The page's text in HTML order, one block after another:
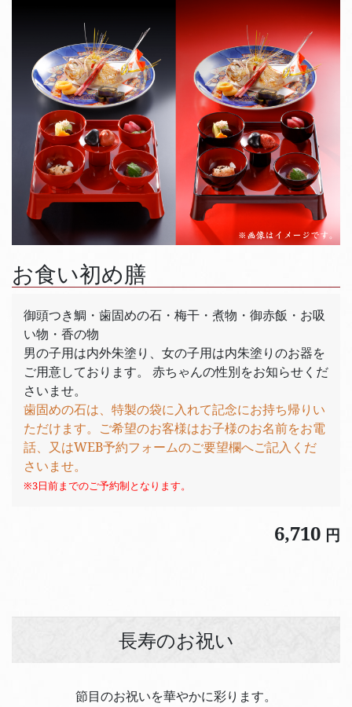
お食い初め膳
御頭つき鯛・歯固めの石・梅干・煮物・御赤飯・お吸
い物・香の物
男の子用は内外朱塗り、女の子用は内朱塗りのお器を
ご用意しております。 赤ちゃんの性別をお知らせくだ
さいませ。
歯固めの石は、特製の袋に入れて記念にお持ち帰りい
ただけます。ご希望のお客様はお子様のお名前をお電
話、又はWEB予約フォームのご要望欄へご記入くだ
さいませ。
※3日前までのご予約制となります。
6,710 円
長寿のお祝い
節目のお祝いを華やかに彩ります。